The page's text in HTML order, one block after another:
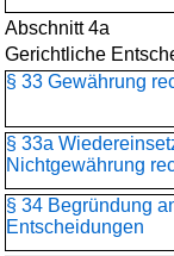
Abschnitt 4a
Gerichtliche
§ 33 Gewährung
§ 33a
Nichtgewährung
§ 34 Begründung
Entscheidungen